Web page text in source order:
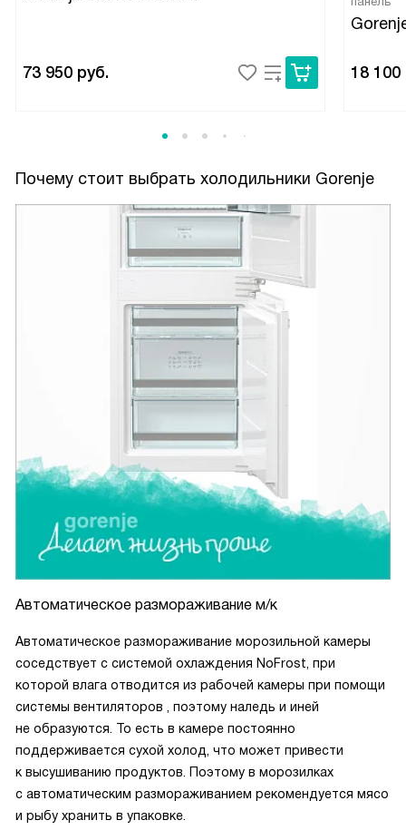
73 950 руб. 18 100
Почему стоит выбрать холодильники Gorenje
Автоматическое размораживание м/к
Автоматическое размораживание морозильной камеры
соседствует с системой охлаждения NoFrost, при
которой влага отводится из рабочей камеры при помощи
системы вентиляторов , поэтому наледь и иней
не образуются. То есть в камере постоянно
поддерживается сухой холод, что может привести
к высушиванию продуктов. Поэтому в морозилках
с автоматическим размораживанием рекомендуется мясо
и рыбу хранить в упаковке.